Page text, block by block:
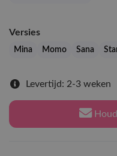
Versies
Mina Momo Sana
Levertijd: 2-3 weken
Houd